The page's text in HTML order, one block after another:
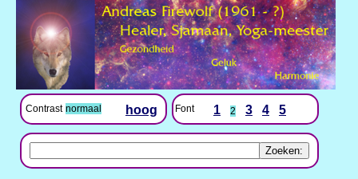
Contrast normaal hoog Font 1 2 3 4 5